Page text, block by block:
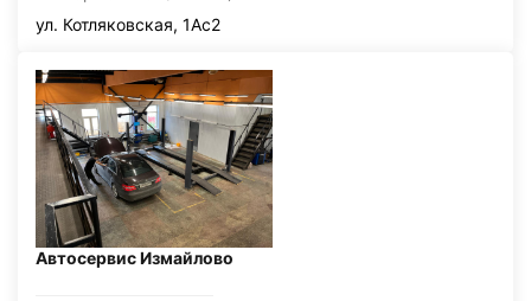
ул. Котляковская, 1Ас2
Автосервис Измайлово